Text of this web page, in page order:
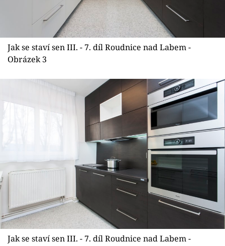
Jak se staví sen III. - 7. díl Roudnice nad Labem -
Obrázek 3
Jak se staví sen III. - 7. díl Roudnice nad Labem -